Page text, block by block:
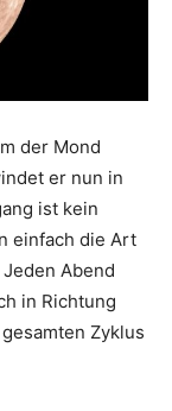
der Mond
er nun in
ist kein
einfach die Art
Abend
in Richtung
Zyklus